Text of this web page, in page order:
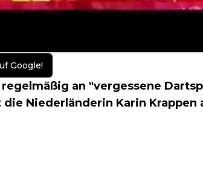
Google!
an "vergessene
Niederländerin Karin Krappen